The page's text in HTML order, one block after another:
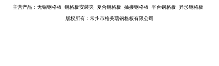
主营产品：无锡钢格板 钢格板安装夹 复合钢格板 插接钢格板 平台钢格板 异形钢格板
版权所有：常州市格美瑞钢格板有限公司